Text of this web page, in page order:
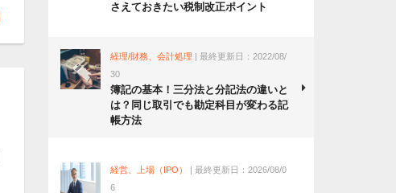
さえておきたい税制改正ポイント
経理/財務、会計処理 | 最終更新日：2022/08/
30
簿記の基本！三分法と分記法の違いと
は？同じ取引でも勘定科目が変わる記
帳方法
経営、上場（IPO）
| 最終更新日：2026/08/0
6